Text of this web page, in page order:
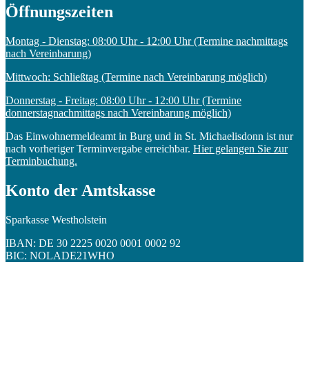
Öffnungszeiten
Montag - Dienstag: 08:00 Uhr - 12:00 Uhr (Termine nachmittags
nach Vereinbarung)
Mittwoch: Schließtag (Termine nach Vereinbarung möglich)
Donnerstag - Freitag: 08:00 Uhr - 12:00 Uhr (Termine
donnerstagnachmittags nach Vereinbarung möglich)
Das Einwohnermeldeamt in Burg und in St. Michaelisdonn ist nur
nach vorheriger Terminvergabe erreichbar. Hier gelangen Sie zur
Terminbuchung.
Konto der Amtskasse
Sparkasse Westholstein
IBAN: DE 30 2225 0020 0001 0002 92
BIC: NOLADE21WHO